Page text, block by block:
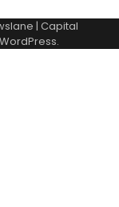
| Capital
WordPress.